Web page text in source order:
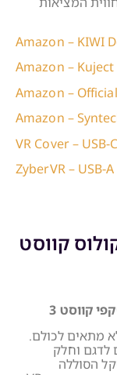
Amazon – KIWI
Amazon –
Amazon –
Amazon –
VR Cover –
ZyberVR – USB-
קווסט
קווסט 3
מתאים לכולם.
לדגם וחלק
הסוללה